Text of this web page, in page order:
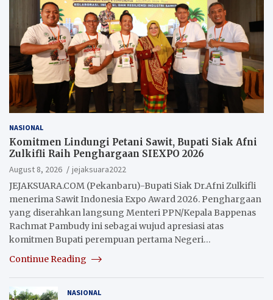
NASIONAL
Komitmen Lindungi Petani Sawit, Bupati Siak Afni
Zulkifli Raih Penghargaan SIEXPO 2026
August 8, 2026
jejaksuara2022
JEJAKSUARA.COM (Pekanbaru)-Bupati Siak Dr.Afni Zulkifli
menerima Sawit Indonesia Expo Award 2026. Penghargaan
yang diserahkan langsung Menteri PPN/Kepala Bappenas
Rachmat Pambudy ini sebagai wujud apresiasi atas
komitmen Bupati perempuan pertama Negeri…
Continue Reading
NASIONAL